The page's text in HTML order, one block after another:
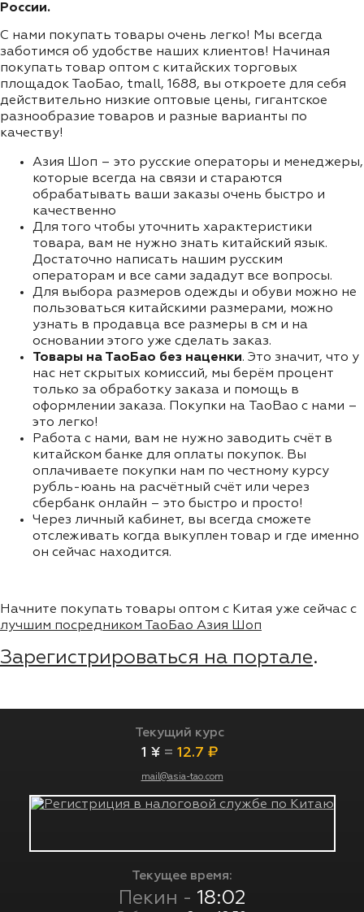
России.
С нами покупать товары очень легко! Мы всегда
заботимся об удобстве наших клиентов! Начиная
покупать товар оптом с китайских торговых
площадок ТаоБао, tmall, 1688, вы откроете для себя
действительно низкие оптовые цены, гигантское
разнообразие товаров и разные варианты по
качеству!
Азия Шоп – это русские операторы и менеджеры,
которые всегда на связи и стараются
обрабатывать ваши заказы очень быстро и
качественно
Для того чтобы уточнить характеристики
товара, вам не нужно знать китайский язык.
Достаточно написать нашим русским
операторам и все сами зададут все вопросы.
Для выбора размеров одежды и обуви можно не
пользоваться китайскими размерами, можно
узнать в продавца все размеры в см и на
основании этого уже сделать заказ.
Товары на ТаоБао без наценки. Это значит, что у
нас нет скрытых комиссий, мы берём процент
только за обработку заказа и помощь в
оформлении заказа. Покупки на TaoBao с нами –
это легко!
Работа с нами, вам не нужно заводить счёт в
китайском банке для оплаты покупок. Вы
оплачиваете покупки нам по честному курсу
рубль-юань на расчётный счёт или через
сбербанк онлайн – это быстро и просто!
Через личный кабинет, вы всегда сможете
отслеживать когда выкуплен товар и где именно
он сейчас находится.
Начните покупать товары оптом с Китая уже сейчас с
лучшим посредником ТаоБао Азия Шоп
Зарегистрироваться на портале.
Текущий курс
1 ¥ = 12.7 ₽
mail@asia-tao.com
Текущее время:
Пекин - 18:02